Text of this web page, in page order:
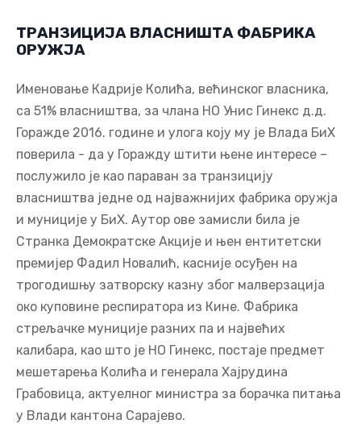
ТРАНЗИЦИЈА ВЛАСНИШТА ФАБРИКА
ОРУЖЈА
Именовање Кадрије Колића, већинског власника,
са 51% власништва, за члана НО Унис Гинекс д.д.
Горажде 2016. године и улога коју му је Влада БиХ
поверила - да у Горажду штити њене интересе –
послужило је као параван за транзицију
власништва једне од најважнијих фабрика оружја
и муниције у БиХ. Аутор ове замисли била је
Странка Демократске Акције и њен ентитетски
премијер Фадил Новалић, касније осуђен на
трогодишњу затворску казну због малверзација
око куповине респиратора из Кине. Фабрика
стрељачке муниције разних па и највећих
калибара, као што је НО Гинекс, постаје предмет
мешетарења Колића и генерала Хајрудина
Грабовица, актуелног министра за борачка питања
у Влади кантона Сарајево.